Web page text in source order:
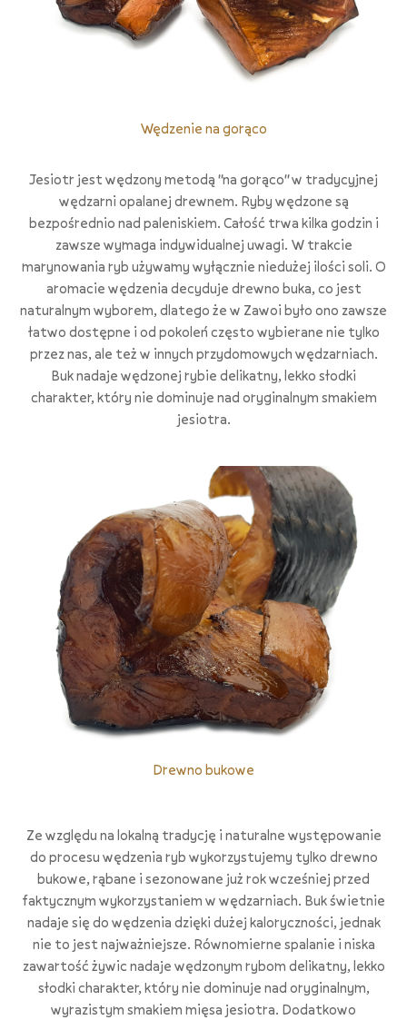
Wędzenie na gorąco
Jesiotr jest wędzony metodą "na gorąco" w tradycyjnej
wędzarni opalanej drewnem. Ryby wędzone są
bezpośrednio nad paleniskiem. Całość trwa kilka godzin i
zawsze wymaga indywidualnej uwagi. W trakcie
marynowania ryb używamy wyłącznie niedużej ilości soli. O
aromacie wędzenia decyduje drewno buka, co jest
naturalnym wyborem, dlatego że w Zawoi było ono zawsze
łatwo dostępne i od pokoleń często wybierane nie tylko
przez nas, ale też w innych przydomowych wędzarniach.
Buk nadaje wędzonej rybie delikatny, lekko słodki
charakter, który nie dominuje nad oryginalnym smakiem
jesiotra.
Drewno bukowe
Ze względu na lokalną tradycję i naturalne występowanie
do procesu wędzenia ryb wykorzystujemy tylko drewno
bukowe, rąbane i sezonowane już rok wcześniej przed
faktycznym wykorzystaniem w wędzarniach. Buk świetnie
nadaje się do wędzenia dzięki dużej kaloryczności, jednak
nie to jest najważniejsze. Równomierne spalanie i niska
zawartość żywic nadaje wędzonym rybom delikatny, lekko
słodki charakter, który nie dominuje nad oryginalnym,
wyrazistym smakiem mięsa jesiotra. Dodatkowo